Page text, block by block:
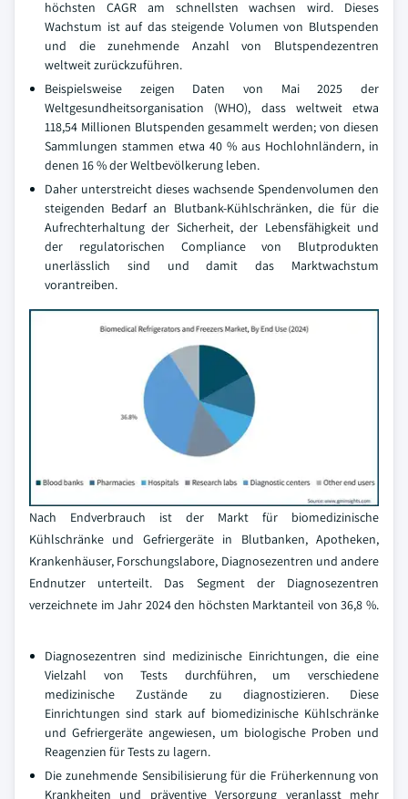
höchsten CAGR am schnellsten wachsen wird. Dieses
Wachstum ist auf das steigende Volumen von Blutspenden
und die zunehmende Anzahl von Blutspendezentren
weltweit zurückzuführen.
Beispielsweise zeigen Daten von Mai 2025 der
Weltgesundheitsorganisation (WHO), dass weltweit etwa
118,54 Millionen Blutspenden gesammelt werden; von diesen
Sammlungen stammen etwa 40 % aus Hochlohnländern, in
denen 16 % der Weltbevölkerung leben.
Daher unterstreicht dieses wachsende Spendenvolumen den
steigenden Bedarf an Blutbank-Kühlschränken, die für die
Aufrechterhaltung der Sicherheit, der Lebensfähigkeit und
der regulatorischen Compliance von Blutprodukten
unerlässlich sind und damit das Marktwachstum
vorantreiben.
Nach Endverbrauch ist der Markt für biomedizinische
Kühlschränke und Gefriergeräte in Blutbanken, Apotheken,
Krankenhäuser, Forschungslabore, Diagnosezentren und andere
Endnutzer unterteilt. Das Segment der Diagnosezentren
verzeichnete im Jahr 2024 den höchsten Marktanteil von 36,8 %.
Diagnosezentren sind medizinische Einrichtungen, die eine
Vielzahl von Tests durchführen, um verschiedene
medizinische Zustände zu diagnostizieren. Diese
Einrichtungen sind stark auf biomedizinische Kühlschränke
und Gefriergeräte angewiesen, um biologische Proben und
Reagenzien für Tests zu lagern.
Die zunehmende Sensibilisierung für die Früherkennung von
Krankheiten und präventive Versorgung veranlasst mehr